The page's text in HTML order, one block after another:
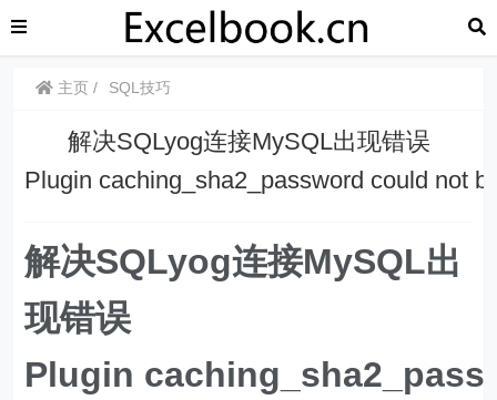
主页 SQL技巧
解决SQLyog连接MySQL出现错误
Plugin caching_sha2_password could not
解决SQLyog连接MySQL出
现错误
Plugin